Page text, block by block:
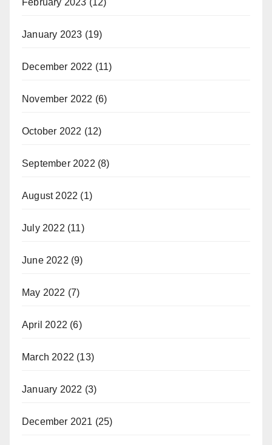
February 2023 (12)
January 2023 (19)
December 2022 (11)
November 2022 (6)
October 2022 (12)
September 2022 (8)
August 2022 (1)
July 2022 (11)
June 2022 (9)
May 2022 (7)
April 2022 (6)
March 2022 (13)
January 2022 (3)
December 2021 (25)